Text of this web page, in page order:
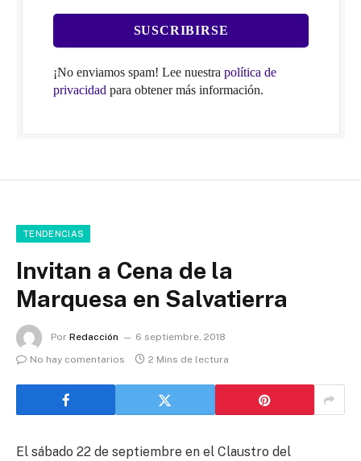
¡No enviamos spam! Lee nuestra política de
privacidad para obtener más información.
TENDENCIAS
Invitan a Cena de la
Marquesa en Salvatierra
Por Redacción
6 septiembre, 2018
No hay comentarios
2 Mins de lectura
El sábado 22 de septiembre en el Claustro del